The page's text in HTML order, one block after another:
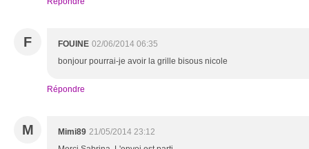
F FOUINE 02/06/2014 06:35
bonjour pourrai-je avoir la grille bisous nicole
Répondre
M Mimi89 21/05/2014 23:12